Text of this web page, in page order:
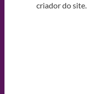
criador do site.